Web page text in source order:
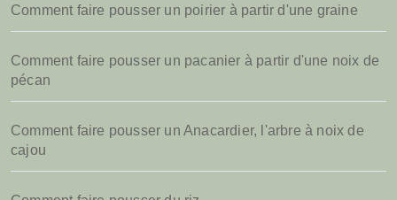
Comment faire pousser un poirier à partir d'une graine
Comment faire pousser un pacanier à partir d'une noix de
pécan
Comment faire pousser un Anacardier, l'arbre à noix de
cajou